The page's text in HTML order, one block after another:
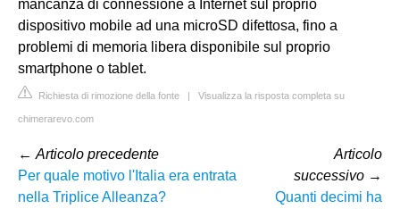
mancanza di connessione a Internet sul proprio
dispositivo mobile ad una microSD difettosa, fino a
problemi di memoria libera disponibile sul proprio
smartphone o tablet.
Richiesta di rimozione della fonte | Visualizza la risposta completa su
chimerarevo.com
← Articolo precedente
Per quale motivo l'Italia era entrata
nella Triplice Alleanza?
Articolo
successivo →
Quanti decimi ha